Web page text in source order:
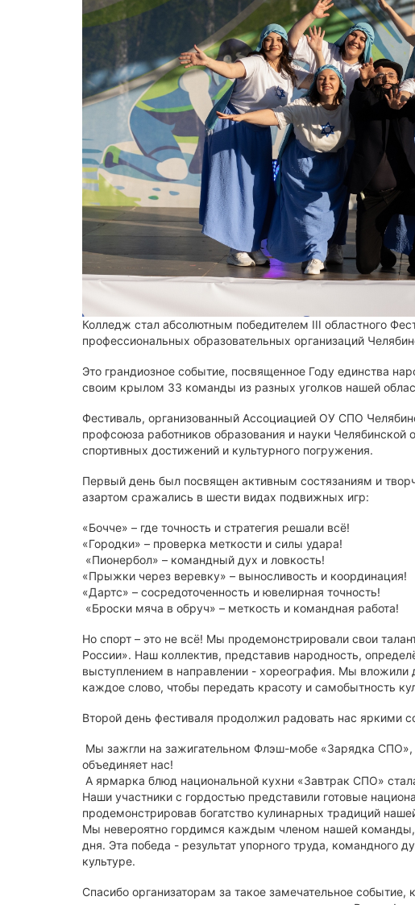
Колледж стал абсолютным победителем III областного
профессиональных образовательных организаций
Это грандиозное событие, посвященное Году единства
своим крылом 33 команды из разных уголков нашей
Фестиваль, организованный Ассоциацией ОУ СПО
профсоюза работников образования и науки
спортивных достижений и культурного погружения.
Первый день был посвящен активным состязаниям и
азартом сражались в шести видах подвижных игр:
«Бочче» – где точность и стратегия решали всё!
«Городки» – проверка меткости и силы удара!
«Пионербол» – командный дух и ловкость!
«Прыжки через веревку» – выносливость и координация!
«Дартс» – сосредоточенность и ювелирная точность!
«Броски мяча в обруч» – меткость и командная работа!
Но спорт – это не всё! Мы продемонстрировали свои
России». Наш коллектив, представив народность,
выступлением в направлении - хореография. Мы
каждое слово, чтобы передать красоту и самобытность
Второй день фестиваля продолжил радовать нас яркими
Мы зажгли на зажигательном Флэш-мобе «Зарядка СПО»,
объединяет нас!
А ярмарка блюд национальной кухни «Завтрак СПО»
Наши участники с гордостью представили готовые
продемонстрировав богатство кулинарных традиций
Мы невероятно гордимся каждым членом нашей
дня. Эта победа - результат упорного труда, командного
культуре.
Спасибо организаторам за такое замечательное событие,